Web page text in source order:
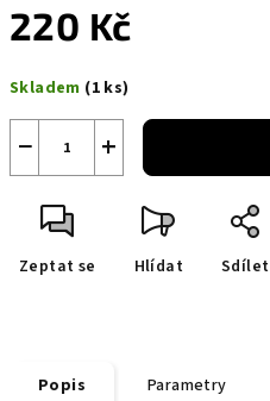
220 Kč
cena:
Skladem (1 ks)
+
−
Zeptat se Hlídat Sdílet
Popis Parametry